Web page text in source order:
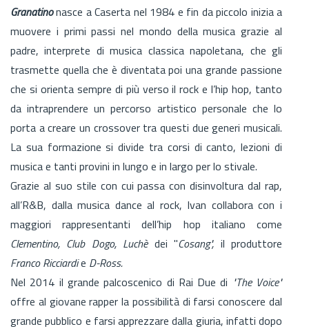
Granatinonasce a Caserta nel 1984 e fin da piccolo inizia a
muovere i primi passi nel mondo della musica grazie al
padre, interprete di musica classica napoletana, che gli
trasmette quella che è diventata poi una grande passione
che si orienta sempre di più verso il rock e l’hip hop, tanto
da intraprendere un percorso artistico personale che lo
porta a creare un crossover tra questi due generi musicali.
La sua formazione si divide tra corsi di canto, lezioni di
musica e tanti provini in lungo e in largo per lo stivale.
Grazie al suo stile con cui passa con disinvoltura dal rap,
all’R&B, dalla musica dance al rock, Ivan collabora con i
maggiori rappresentanti dell’hip hop italiano come
Clementino, Club Dogo, Luchè dei "Cosang", il produttore
Franco Ricciardie D-Ross.
Nel 2014 il grande palcoscenico di Rai Due di "The Voice"
offre al giovane rapper la possibilità di farsi conoscere dal
grande pubblico e farsi apprezzare dalla giuria, infatti dopo